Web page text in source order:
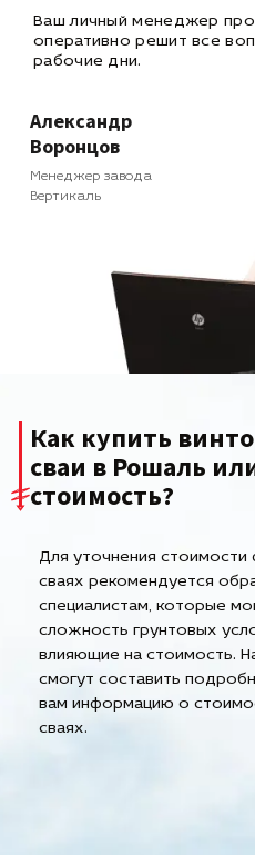
Ваш личный менеджер
оперативнорешит все
рабочие дни.
Александр
Воронцов
Менеджер завода
Вертикаль
Как купить
сваи в Рошаль
стоимость?
Для уточнения
сваях рекомендуется
специалистам, которые
сложность грунтовых
влияющие на стоимость.
смогут составить
вам информацию о
сваях.